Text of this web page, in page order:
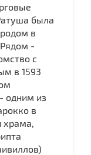
была
в
Рядом -
с
в 1593
одним из
в